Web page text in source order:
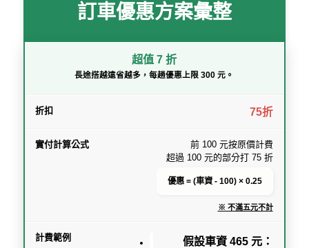
訂車優惠方案彙整
超值 7 折
長途搭越遠省越多，每趟優惠上限 300 元。
75折
前 100 元按原價計費
超過 100 元的部分打 75 折
優惠 = (車資 - 100) × 0.25
※ 不滿五元不計
假設車資 465 元：